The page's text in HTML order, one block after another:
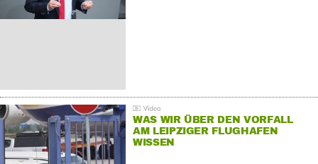
WAS WIR ÜBER DEN VORFALL
AM LEIPZIGER FLUGHAFEN
WISSEN